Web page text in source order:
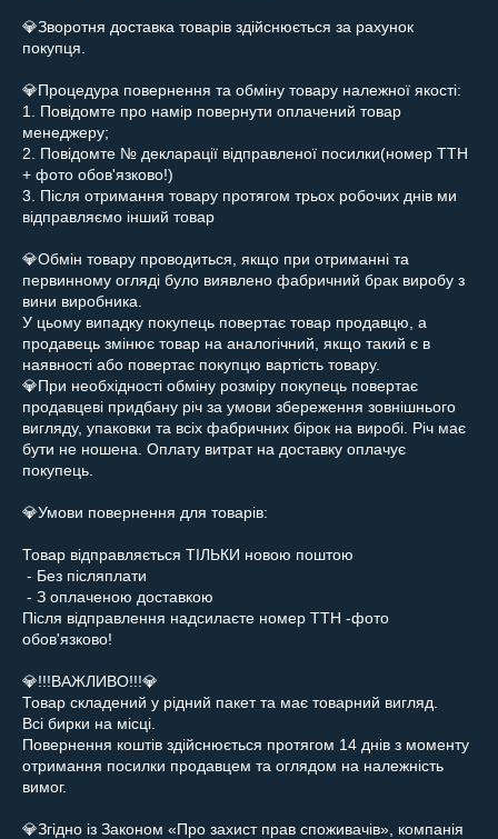
💎Зворотня доставка товарів здійснюється за рахунок
покупця.
💎Процедура повернення та обміну товару належної якості:
1. Повідомте про намір повернути оплачений товар
менеджеру;
2. Повідомте № декларації відправленої посилки(номер ТТН
+ фото обов'язково!)
3. Після отримання товару протягом трьох робочих днів ми
відправляємо інший товар
💎Обмін товару проводиться, якщо при отриманні та
первинному огляді було виявлено фабричний брак виробу з
вини виробника.
У цьому випадку покупець повертає товар продавцю, а
продавець змінює товар на аналогічний, якщо такий є в
наявності або повертає покупцю вартість товару.
💎При необхідності обміну розміру покупець повертає
продавцеві придбану річ за умови збереження зовнішнього
вигляду, упаковки та всіх фабричних бірок на виробі. Річ має
бути не ношена. Оплату витрат на доставку оплачує
покупець.
💎Умови повернення для товарів:
Товар відправляється ТІЛЬКИ новою поштою
Після відправлення надсилаєте номер ТТН -фото
обов'язково!
💎!!!ВАЖЛИВО!!!💎
Товар складений у рідний пакет та має товарний вигляд.
Всі бирки на місці.
Повернення коштів здійснюється протягом 14 днів з моменту
отримання посилки продавцем та оглядом на належність
вимог.
💎Згідно із Законом «Про захист прав споживачів», компанія